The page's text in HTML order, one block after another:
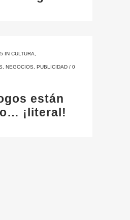
IN CULTURA
NEGOCIOS PUBLICIDAD / 0
están
¡literal!